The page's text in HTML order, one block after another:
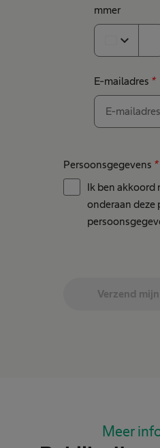
mmer
expand_more
E-mailadres *
Persoonsgegevens *
Ik ben akkoord
onderaan deze
Verzend
Meer